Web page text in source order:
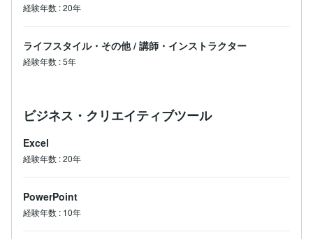
経験年数 :20年
ライフスタイル・その他 / 講師・インストラクター
経験年数 :5年
ビジネス・クリエイティブツール
Excel
経験年数 :20年
PowerPoint
経験年数 : 10年